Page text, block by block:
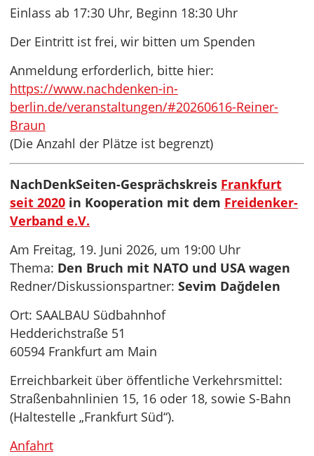
Einlass ab 17:30 Uhr, Beginn 18:30 Uhr
Der Eintritt ist frei, wir bitten um Spenden
Anmeldung erforderlich, bitte hier:
https://www.nachdenken-in-
berlin.de/veranstaltungen/#20260616-Reiner-
Braun
(Die Anzahl der Plätze ist begrenzt)
NachDenkSeiten-Gesprächskreis Frankfurt
seit 2020 in Kooperation mit dem Freidenker-
Verband e.V.
Am Freitag, 19. Juni 2026, um 19:00 Uhr
Thema: Den Bruch mit NATO und USA wagen
Redner/Diskussionspartner: Sevim Dağdelen
Ort: SAALBAU Südbahnhof
Hedderichstraße 51
60594 Frankfurt am Main
Erreichbarkeit über öffentliche Verkehrsmittel:
Straßenbahnlinien 15, 16 oder 18, sowie S-Bahn
(Haltestelle „Frankfurt Süd“).
Anfahrt